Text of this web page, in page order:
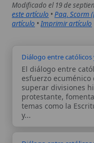
temas como la
y...
esfuerzo ecuménico
las Iglesias ortodoxas
divisiones históricas,
Cisma de 1054, y
eclesial. Iniciado...